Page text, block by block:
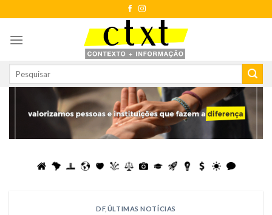
to
content
DF, ÚLTIMAS NOTÍCIAS